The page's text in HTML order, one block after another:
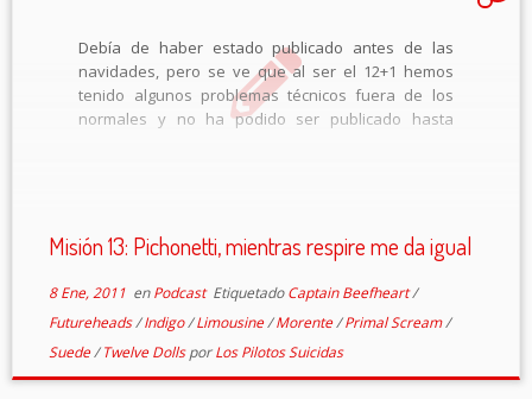
Debía de haber estado publicado antes de las
navidades, pero se ve que al ser el 12+1 hemos
tenido algunos problemas técnicos fuera de los
normales y no ha podido ser publicado hasta
Misión 13: Pichonetti, mientras respire me da igual
8 Ene, 2011enPodcast EtiquetadoCaptain Beefheart/
Futureheads/Indigo/Limousine/Morente/Primal Scream/
Suede/Twelve DollsporLos Pilotos Suicidas